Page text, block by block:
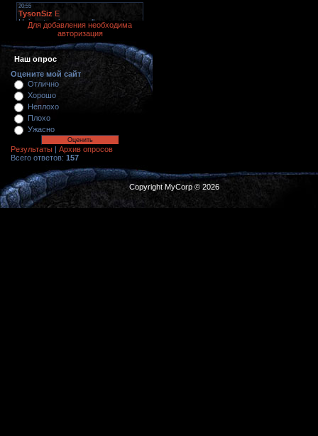
Для добавления необходима
авторизация
Наш опрос
Оцените мой сайт
Отлично
Хорошо
Неплохо
Плохо
Ужасно
Результаты | Архив опросов
Всего ответов: 157
Copyright MyCorp © 2026